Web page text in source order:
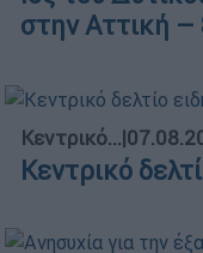
στην Αττική
Κεντρικό...|
Κεντρικό